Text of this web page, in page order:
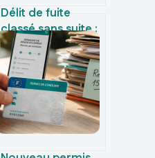
Délit de fuite
classé sans suite :
3 recours pour
contester la
décision et
obtenir réparation